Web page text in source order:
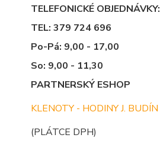
TELEFONICKÉ OBJEDNÁVKY:
TEL: 379 724 696
Po-Pá: 9,00 - 17,00
So: 9,00 - 11,30
PARTNERSKÝ ESHOP
KLENOTY - HODINY J. BUDÍN
(PLÁTCE DPH)